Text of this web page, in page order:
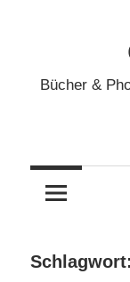
Bücher &
Schlagwort: